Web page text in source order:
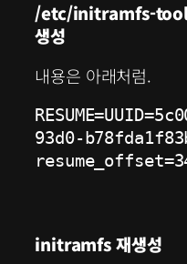
/etc/initramfs-
생성
내용은 아래처럼.
93d0-
initramfs 재생성